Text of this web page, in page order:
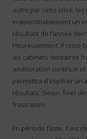
autre par cette crise,
vraisemblablement un
résultats de l’année
Heureusement, il reste
les cabinets dentaires
amélioration continue
permettra d’espérer un
résultats. Sinon, fixer
frustration.
En période faste, il est